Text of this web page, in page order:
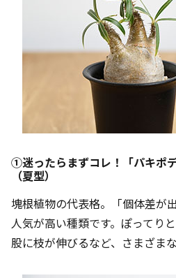
①迷ったらまずコレ！「パキポ
（夏型）
塊根植物の代表格。「個体差が
人気が高い種類です。ぽってり
股に枝が伸びるなど、さまざま